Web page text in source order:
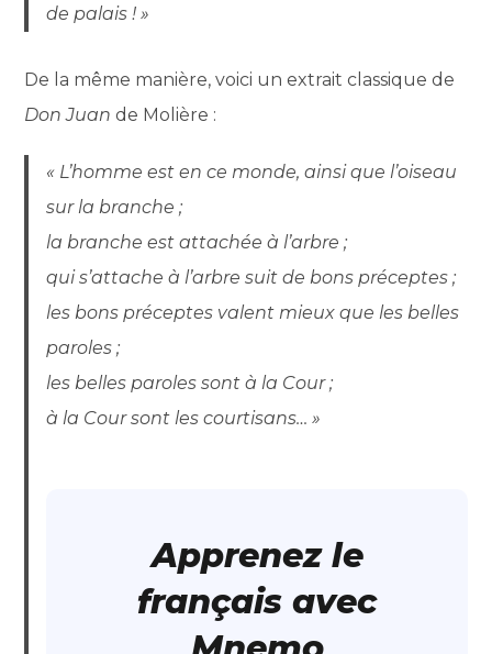
de palais ! »
De la même manière, voici un extrait classique de
Don Juan de Molière :
« L’homme est en ce monde, ainsi que l’oiseau
sur la branche ;
la branche est attachée à l’arbre ;
qui s’attache à l’arbre suit de bons préceptes ;
les bons préceptes valent mieux que les belles
paroles ;
les belles paroles sont à la Cour ;
à la Cour sont les courtisans… »
Apprenez le
français avec